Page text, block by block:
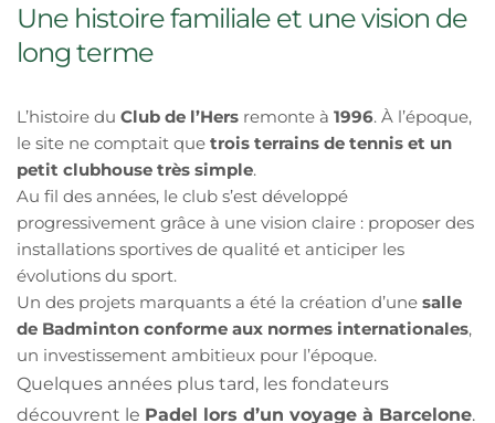
Une histoire familiale et une vision de
long terme
L’histoire du Club de l’Hers remonte à 1996. À l’époque,
le site ne comptait que trois terrains de tennis et un
petit clubhouse très simple.
Au fil des années, le club s’est développé
progressivement grâce à une vision claire : proposer des
installations sportives de qualité et anticiper les
évolutions du sport.
Un des projets marquants a été la création d’une salle
de Badminton conforme aux normes internationales,
un investissement ambitieux pour l’époque.
Quelques années plus tard, les fondateurs
découvrent le Padel lors d’un voyage à Barcelone.